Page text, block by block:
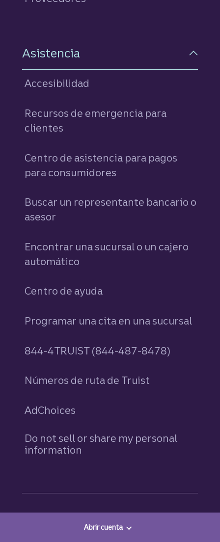
Abrir cuenta
Asistencia
Accesibilidad
Recursos de emergencia para
clientes
Centro de asistencia para pagos
para consumidores
Buscar un representante bancario o
asesor
Encontrar una sucursal o un cajero
automático
Centro de ayuda
Programar una cita en una sucursal
844-4TRUIST (844-487-8478)
Números de ruta de Truist
AdChoices
Do not sell or share my personal
information